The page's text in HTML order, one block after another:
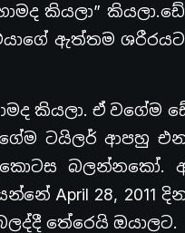
කියලා”
ඇත්තම
කියලා. ඒ වගේම
ටයිලර් ආපහු
බලන්නකෝ.
April 28, 2011
තේරෙයි ඔයාලට.